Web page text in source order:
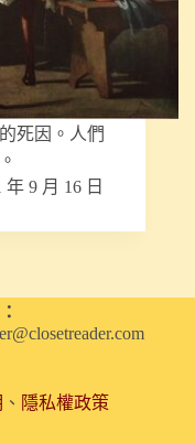
死因。人們
年 9 月 16 日
、 隱私權政策